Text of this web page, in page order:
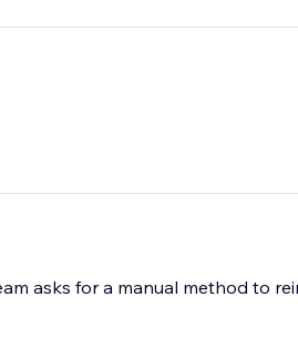
asks for a manual method to